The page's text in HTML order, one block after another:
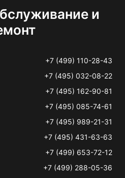
и
+7 (499) 110-28-43
+7 (495) 032-08-22
+7 (495) 162-90-81
+7 (495) 085-74-61
+7 (495) 989-21-31
+7 (495) 431-63-63
+7 (499) 653-72-12
+7 (499) 288-05-36